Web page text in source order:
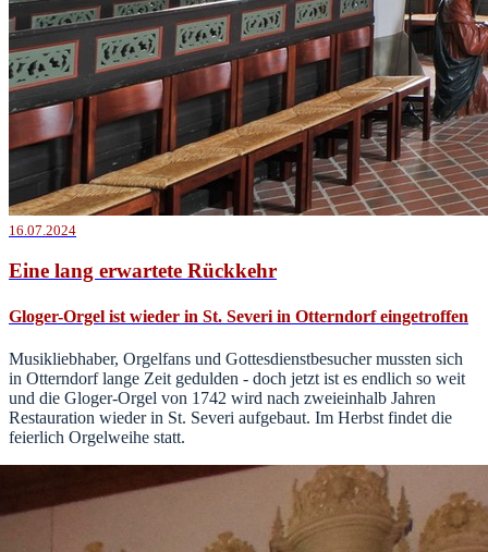
16.07.2024
Eine lang erwartete Rückkehr
Gloger-Orgel ist wieder in St. Severi in Otterndorf eingetroffen
Musikliebhaber, Orgelfans und Gottesdienstbesucher mussten sich
in Otterndorf lange Zeit gedulden - doch jetzt ist es endlich so weit
und die Gloger-Orgel von 1742 wird nach zweieinhalb Jahren
Restauration wieder in St. Severi aufgebaut. Im Herbst findet die
feierlich Orgelweihe statt.